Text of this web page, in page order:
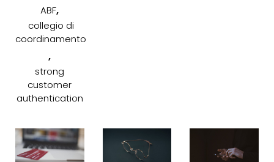
ABF,
collegio di
coordinamento
,
strong
customer
authentication